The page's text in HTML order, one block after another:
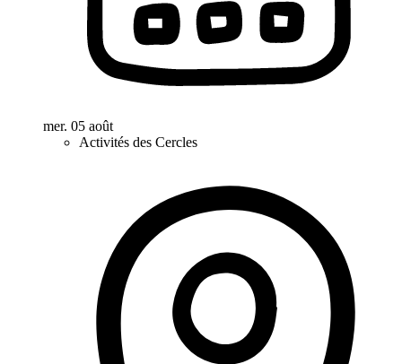
mer. 05 août
Activités des Cercles